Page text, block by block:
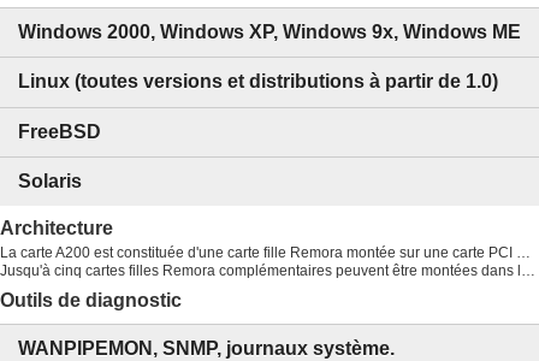
Windows 2000, Windows XP, Windows 9x, Windows ME
Linux (toutes versions et distributions à partir de 1.0)
FreeBSD
Solaris
Architecture
Outils de diagnostic
WANPIPEMON, SNMP, journaux système.